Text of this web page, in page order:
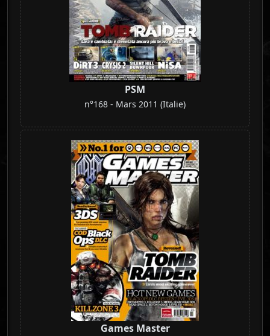
PSM
n°168 - Mars 2011 (Italie)
Games Master